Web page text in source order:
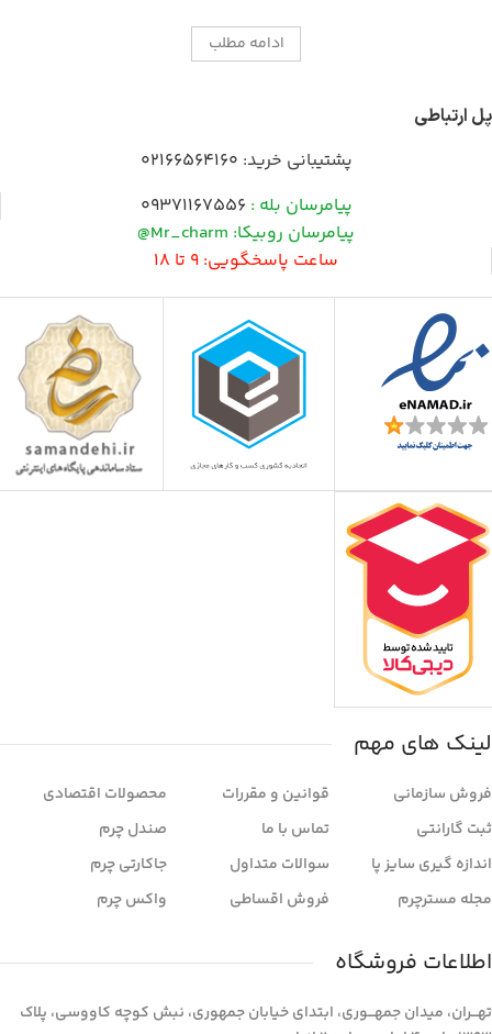
ادامه مطلب
پل ارتباطی
پشتیبانی خرید: 02166564160
پیامرسان بله : 09371167556
پیامرسان روبیکا: Mr_charm@
ساعت پاسخگویی: 9 تا 18
لینک های مهم
فروش سازمانی
ثبت گارانتی
اندازه گیری سایز پا
مجله مسترچرم
قوانین و مقررات
تماس با ما
سوالات متداول
فروش اقساطی
محصولات اقتصادی
صندل چرم
جاکارتی چرم
واکس چرم
اطلاعات فروشگاه
تهـــران، میدان جمهـــوری، ابتدای خیابان جمهوری، نبش کوچه کاووسی، پلاک